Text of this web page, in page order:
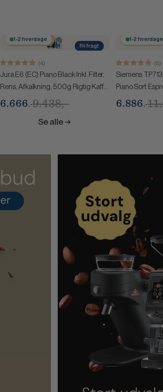
Fri fragt
1-2 hverdage
Spar 2.772,-
6.666 ,-9.438,-
(4)
Jura E6 (EC) Piano Black Inkl. Filter,
Rens, Afkalkning, 500g Rigtig Kaffe
Super Crema, 500g Espresso Latte
1-2 hverdage
Spar 5.113,-
6.886 ,-
(5)
Siemens
Piano Sort
Se alle →